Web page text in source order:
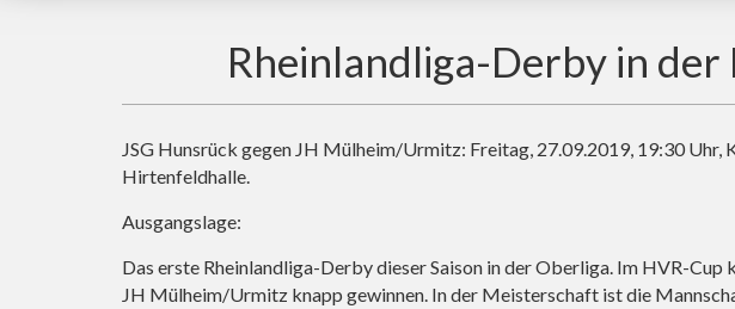
Rheinlandliga-Derby in
JSG Hunsrück gegen JH Mülheim/Urmitz: Freitag, 27.09.2019, 19:30 Uhr,
Hirtenfeldhalle.
Ausgangslage:
Das erste Rheinlandliga-Derby dieser Saison in der Oberliga. Im HVR-Cup
JH Mülheim/Urmitz knapp gewinnen. In der Meisterschaft ist die